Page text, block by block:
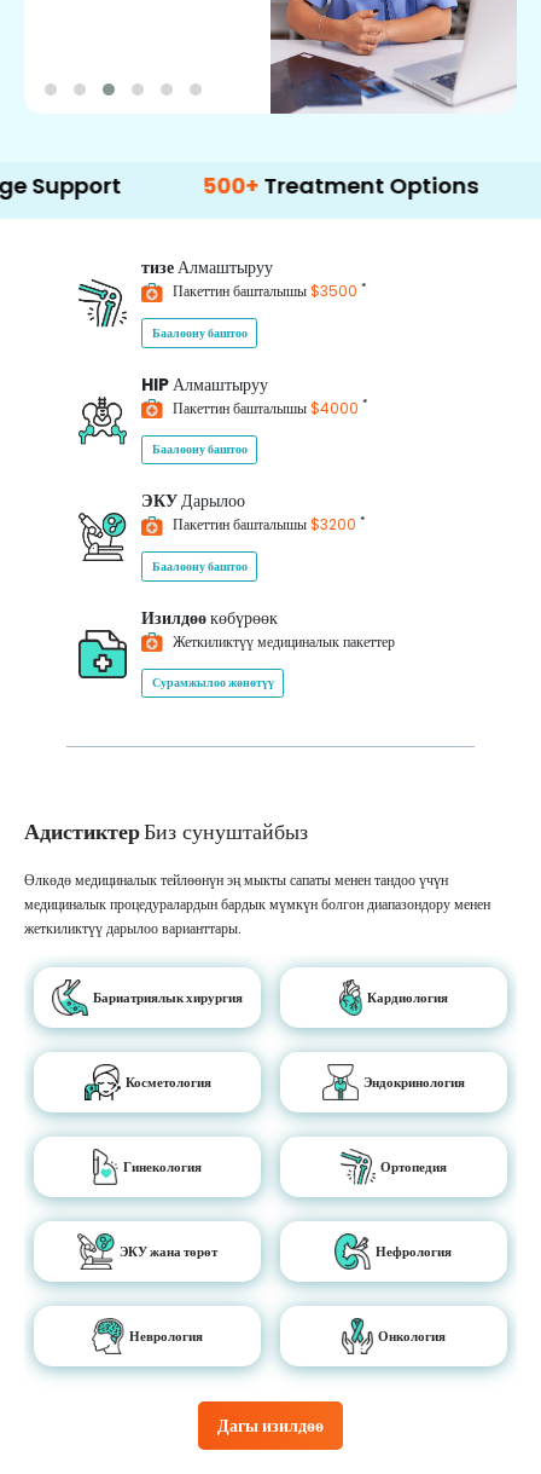
500+ Treatment Options
тизеАлмаштыруу
Пакеттин башталышы$3500 *
Баалоону баштоо
HIPАлмаштыруу
Пакеттин башталышы$4000 *
Баалоону баштоо
ЭКУДарылоо
Пакеттин башталышы$3200 *
Баалоону баштоо
Изилдөөкөбүрөөк
Жеткиликтүү медициналык пакеттер
Сурамжылоо жөнөтүү
АдистиктерБиз сунуштайбыз
Дагы изилдөө
Өлкөдө медициналык тейлөөнүн эң мыкты сапаты менен тандоо үчүн
медициналык процедуралардын бардык мүмкүн болгон диапазондору менен
жеткиликтүү дарылоо варианттары.
Бариатриялык хирургия Кардиология
Косметология Эндокринология
Гинекология Ортопедия
ЭКУ жана төрөт Нефрология
Неврология Онкология